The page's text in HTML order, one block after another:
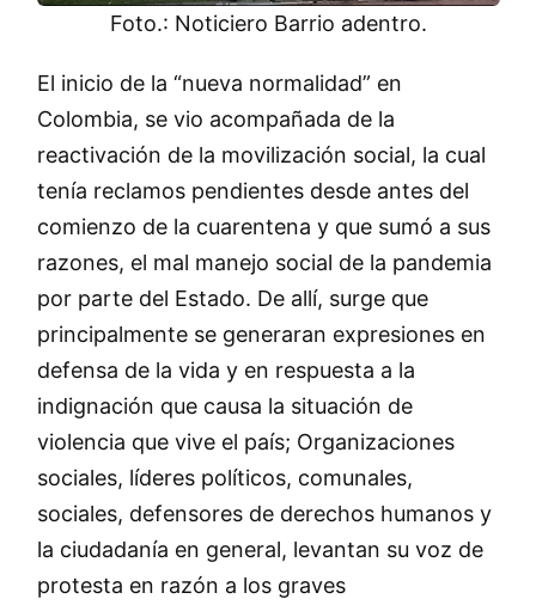
Foto.: Noticiero Barrio adentro.
El inicio de la “nueva normalidad” en
Colombia, se vio acompañada de la
reactivación de la movilización social, la cual
tenía reclamos pendientes desde antes del
comienzo de la cuarentena y que sumó a sus
razones, el mal manejo social de la pandemia
por parte del Estado. De allí, surge que
principalmente se generaran expresiones en
defensa de la vida y en respuesta a la
indignación que causa la situación de
violencia que vive el país; Organizaciones
sociales, líderes políticos, comunales,
sociales, defensores de derechos humanos y
la ciudadanía en general, levantan su voz de
protesta en razón a los graves